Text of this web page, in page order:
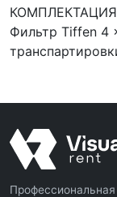
Фильтр Tiffen 4